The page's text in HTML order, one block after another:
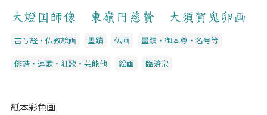
大燈国師像 東嶺円慈賛 大須賀鬼卵画
古写経・仏教絵画 墨蹟 仏画 墨蹟・御本尊・名号等
俳諧・連歌・狂歌・芸能他 絵画 臨済宗
紙本彩色画